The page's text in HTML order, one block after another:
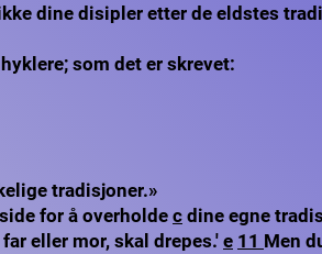
dine disipler etter de eldstes
som det er skrevet:
tradisjoner.»
for å overholde c dine egne
eller mor, skal drepes.'e 11 Men